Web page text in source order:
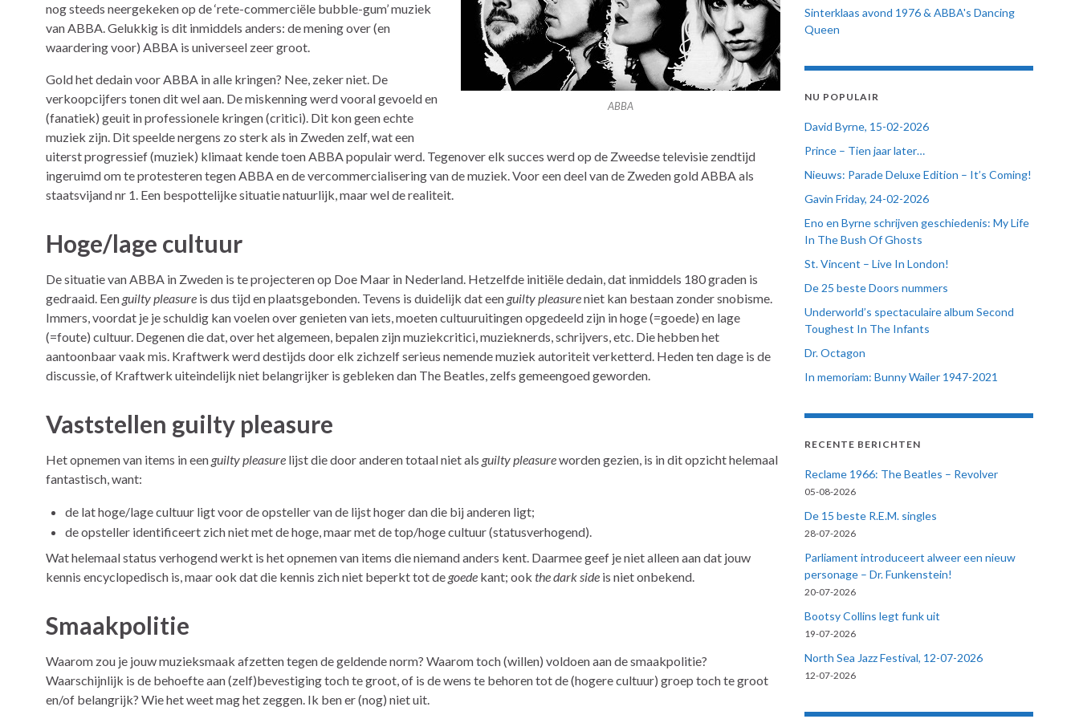
ABBA
nog steeds neergekeken op de ‘rete-commerciële bubble-gum’ muziek
van ABBA. Gelukkig is dit inmiddels anders: de mening over (en
waardering voor) ABBA is universeel zeer groot.
Gold het dedain voor ABBA in alle kringen? Nee, zeker niet. De
verkoopcijfers tonen dit wel aan. De miskenning werd vooral gevoeld en
(fanatiek) geuit in professionele kringen (critici). Dit kon geen echte
muziek zijn. Dit speelde nergens zo sterk als in Zweden zelf, wat een
uiterst progressief (muziek) klimaat kende toen ABBA populair werd. Tegenover elk succes werd op de Zweedse televisie zendtijd
ingeruimd om te protesteren tegen ABBA en de vercommercialisering van de muziek. Voor een deel van de Zweden gold ABBA als
staatsvijand nr 1. Een bespottelijke situatie natuurlijk, maar wel de realiteit.
Hoge/lage cultuur
De situatie van ABBA in Zweden is te projecteren op Doe Maar in Nederland. Hetzelfde initiële dedain, dat inmiddels 180 graden is
gedraaid. Een guilty pleasure is dus tijd en plaatsgebonden. Tevens is duidelijk dat een guilty pleasureniet kan bestaan zonder snobisme.
Immers, voordat je je schuldig kan voelen over genieten van iets, moeten cultuuruitingen opgedeeld zijn in hoge (=goede) en lage
(=foute) cultuur. Degenen die dat, over het algemeen, bepalen zijn muziekcritici, muzieknerds, schrijvers, etc. Die hebben het
aantoonbaar vaak mis. Kraftwerk werd destijds door elk zichzelf serieus nemende muziek autoriteit verketterd. Heden ten dage is de
discussie, of Kraftwerk uiteindelijk niet belangrijker is gebleken dan The Beatles, zelfs gemeengoed geworden.
Vaststellen guilty pleasure
Het opnemen van items in een guilty pleasure lijst die door anderen totaal niet als guilty pleasureworden gezien, is in dit opzicht helemaal
fantastisch, want:
de lat hoge/lage cultuur ligt voor de opsteller van de lijst hoger dan die bij anderen ligt;
de opsteller identificeert zich niet met de hoge, maar met de top/hoge cultuur (statusverhogend).
Wat helemaal status verhogend werkt is het opnemen van items die niemand anders kent. Daarmee geef je niet alleen aan dat jouw
kennis encyclopedisch is, maar ook dat die kennis zich niet beperkt tot de goede kant; ook the dark side is niet onbekend.
Smaakpolitie
Waarom zou je jouw muzieksmaak afzetten tegen de geldende norm? Waarom toch (willen) voldoen aan de smaakpolitie?
Waarschijnlijk is de behoefte aan (zelf)bevestiging toch te groot, of is de wens te behoren tot de (hogere cultuur) groep toch te groot
en/of belangrijk? Wie het weet mag het zeggen. Ik ben er (nog) niet uit.
Sinterklaas avond 1976 & ABBA's Dancing
Queen
NU POPULAIR
David Byrne, 15-02-2026
Prince – Tien jaar later…
Nieuws: Parade Deluxe Edition – It’s Coming!
Gavin Friday, 24-02-2026
Eno en Byrne schrijven geschiedenis: My Life
In The Bush Of Ghosts
St. Vincent – Live In London!
De 25 beste Doors nummers
Underworld’s spectaculaire album Second
Toughest In The Infants
Dr. Octagon
In memoriam: Bunny Wailer 1947-2021
RECENTE BERICHTEN
Reclame 1966: The Beatles – Revolver
05-08-2026
De 15 beste R.E.M. singles
28-07-2026
Parliament introduceert alweer een nieuw
personage – Dr. Funkenstein!
20-07-2026
Bootsy Collins legt funk uit
19-07-2026
North Sea Jazz Festival, 12-07-2026
12-07-2026